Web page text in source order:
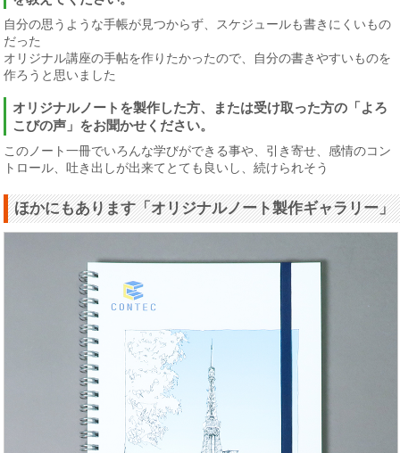
自分の思うような手帳が見つからず、スケジュールも書きにくいもの
だった
オリジナル講座の手帖を作りたかったので、自分の書きやすいものを
作ろうと思いました
オリジナルノートを製作した方、または受け取った方の「よろ
こびの声」をお聞かせください。
このノート一冊でいろんな学びができる事や、引き寄せ、感情のコン
トロール、吐き出しが出来てとても良いし、続けられそう
ほかにもあります「オリジナルノート製作ギャラリー」